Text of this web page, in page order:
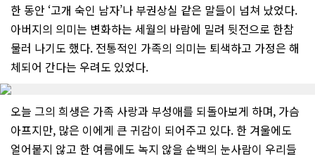
한 동안 ‘고개 숙인 남자’나 부권상실 같은 말들이 넘쳐 났었다.
아버지의 의미는 변화하는 세월의 바람에 밀려 뒷전으로 한참
물러 나기도 했다. 전통적인 가족의 의미는 퇴색하고 가정은 해
체되어 간다는 우려도 있었다.
오늘 그의 희생은 가족 사랑과 부성애를 되돌아보게 하며, 가슴
아프지만, 많은 이에게 큰 귀감이 되어주고 있다. 한 겨울에도
얼어붙지 않고 한 여름에도 녹지 않을 순백의 눈사람이 우리들